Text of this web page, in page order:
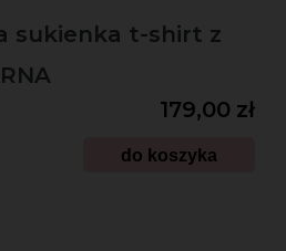
sukienka t-shirt z
179,00 zł
do koszyka